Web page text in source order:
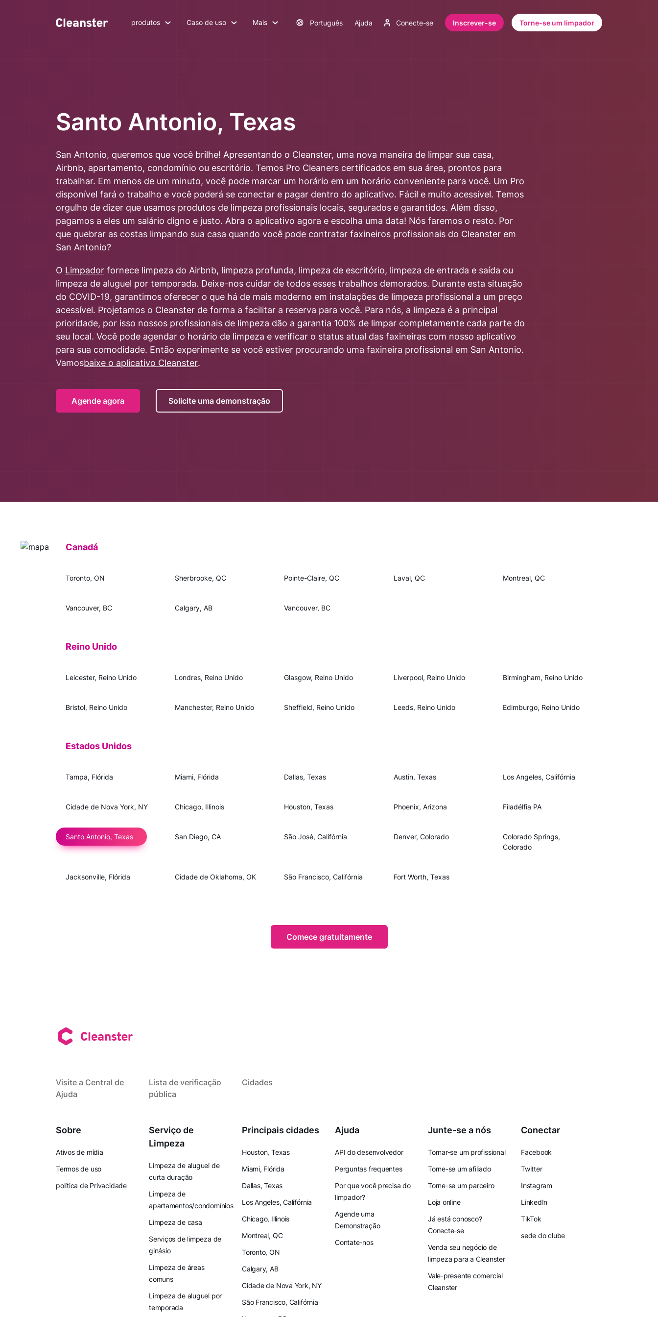
produtos Caso de uso Mais Português Ajuda Conecte-se Inscrever-se Torne-se um limpador
Santo Antonio, Texas
San Antonio, queremos que você brilhe! Apresentando o Cleanster, uma nova maneira de limpar sua casa,
Airbnb, apartamento, condomínio ou escritório. Temos Pro Cleaners certificados em sua área, prontos para
trabalhar. Em menos de um minuto, você pode marcar um horário em um horário conveniente para você. Um Pro
disponível fará o trabalho e você poderá se conectar e pagar dentro do aplicativo. Fácil e muito acessível. Temos
orgulho de dizer que usamos produtos de limpeza profissionais locais, segurados e garantidos. Além disso,
pagamos a eles um salário digno e justo. Abra o aplicativo agora e escolha uma data! Nós faremos o resto. Por
que quebrar as costas limpando sua casa quando você pode contratar faxineiros profissionais do Cleanster em
San Antonio?
O Limpador fornece limpeza do Airbnb, limpeza profunda, limpeza de escritório, limpeza de entrada e saída ou
limpeza de aluguel por temporada. Deixe-nos cuidar de todos esses trabalhos demorados. Durante esta situação
do COVID-19, garantimos oferecer o que há de mais moderno em instalações de limpeza profissional a um preço
acessível. Projetamos o Cleanster de forma a facilitar a reserva para você. Para nós, a limpeza é a principal
prioridade, por isso nossos profissionais de limpeza dão a garantia 100% de limpar completamente cada parte do
seu local. Você pode agendar o horário de limpeza e verificar o status atual das faxineiras com nosso aplicativo
para sua comodidade. Então experimente se você estiver procurando uma faxineira profissional em San Antonio.
Vamosbaixe o aplicativo Cleanster.
Agende agora Solicite uma demonstração
Canadá
Toronto, ON Sherbrooke, QC Pointe-Claire, QC Laval, QC Montreal, QC
Vancouver, BC Calgary, AB Vancouver, BC
Reino Unido
Leicester, Reino Unido Londres, Reino Unido Glasgow, Reino Unido Liverpool, Reino Unido Birmingham, Reino Unido
Bristol, Reino Unido Manchester, Reino Unido Sheffield, Reino Unido Leeds, Reino Unido Edimburgo, Reino Unido
Estados Unidos
Tampa, Flórida Miami, Flórida Dallas, Texas Austin, Texas Los Angeles, Califórnia
Cidade de Nova York, NY Chicago, Illinois Houston, Texas Phoenix, Arizona Filadélfia PA
Santo Antonio, Texas San Diego, CA São José, Califórnia Denver, Colorado
Colorado Springs,
Colorado
Jacksonville, Flórida Cidade de Oklahoma, OK São Francisco, Califórnia Fort Worth, Texas
Comece gratuitamente
Visite a Central de
Ajuda
Lista de verificação
pública
Cidades
Sobre
Ativos de mídia
Termos de uso
política de Privacidade
Serviço de
Limpeza
Limpeza de aluguel de
curta duração
Limpeza de
apartamentos/condomínios
Limpeza de casa
Serviços de limpeza de
ginásio
Limpeza de áreas
comuns
Limpeza de aluguel por
temporada
Principais cidades
Houston, Texas
Miami, Flórida
Dallas, Texas
Los Angeles, Califórnia
Chicago, Illinois
Montreal, QC
Toronto, ON
Calgary, AB
Cidade de Nova York, NY
São Francisco, Califórnia
Ajuda
API do desenvolvedor
Perguntas frequentes
Por que você precisa do
limpador?
Agende uma
Demonstração
Contate-nos
Junte-se a nós
Tornar-se um profissional
Torne-se um afiliado
Torne-se um parceiro
Loja online
Já está conosco?
Conecte-se
Venda seu negócio de
limpeza para a Cleanster
Vale-presente comercial
Cleanster
Conectar
Facebook
Twitter
Instagram
LinkedIn
TikTok
sede do clube